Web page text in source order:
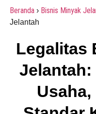
Beranda › Bisnis Minyak
Jelantah
Legalitas
Jelantah: